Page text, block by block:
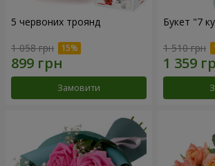
5 червоних троянд
1 058 грн
Замовити
Букет "7
1 510 грн